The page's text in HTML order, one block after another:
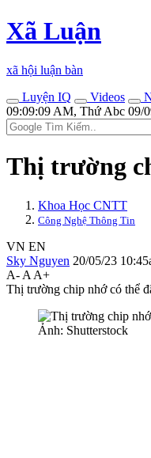
Xã Luận
xã hội luận bàn
Luyện IQ
Videos
09:09:09 AM, Thứ Abc 09/
Thị trường
Khoa Học CNTT
Công Nghệ Thông Tin
VN EN
Sky Nguyen 20/05/23
A- A A+
Thị trường chip nhớ có thể
Ảnh: Shutterstock